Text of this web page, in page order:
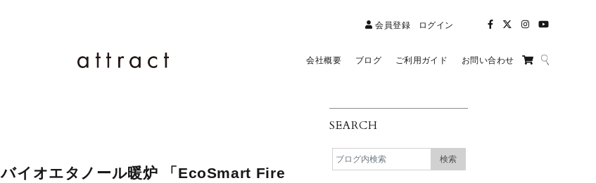
会員登録 ログイン
会社概要 ブログ ご利用ガイド お問い合わせ
バイオエタノール暖炉 「EcoSmart Fire
SEARCH